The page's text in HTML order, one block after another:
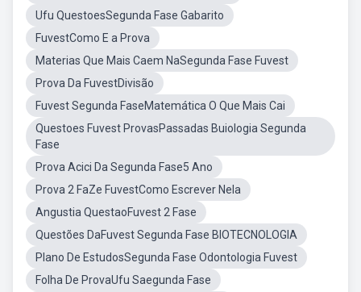
Ufu QuestoesSegunda Fase Gabarito
FuvestComo E a Prova
Materias Que Mais Caem NaSegunda Fase Fuvest
Prova Da FuvestDivisão
Fuvest Segunda FaseMatemática O Que Mais Cai
Questoes Fuvest ProvasPassadas Buiologia Segunda
Fase
Prova Acici Da Segunda Fase5 Ano
Prova 2 FaZe FuvestComo Escrever Nela
Angustia QuestaoFuvest 2 Fase
Questões DaFuvest Segunda Fase BIOTECNOLOGIA
Plano De EstudosSegunda Fase Odontologia Fuvest
Folha De ProvaUfu Saegunda Fase